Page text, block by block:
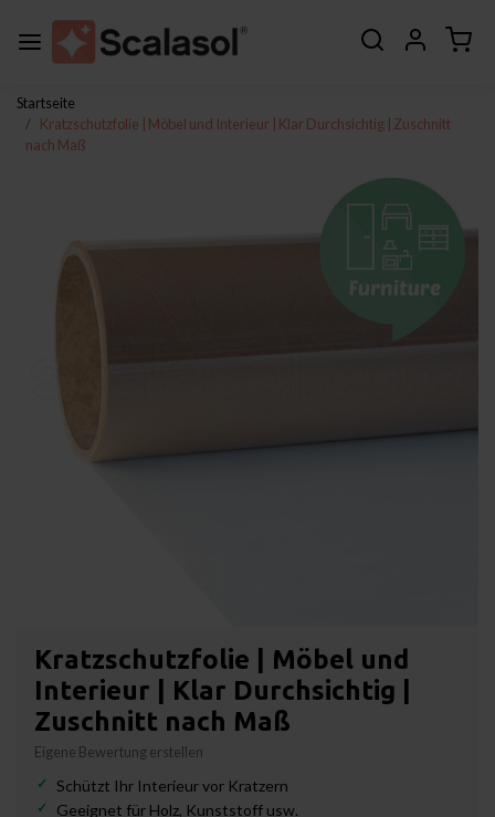
Startseite
Kratzschutzfolie | Möbel und Interieur | Klar Durchsichtig | Zuschnitt
nach Maß
Kratzschutzfolie | Möbel und
Interieur | Klar Durchsichtig |
Zuschnitt nach Maß
Eigene Bewertung erstellen
Schützt Ihr Interieur vor Kratzern
Geeignet für Holz, Kunststoff usw.